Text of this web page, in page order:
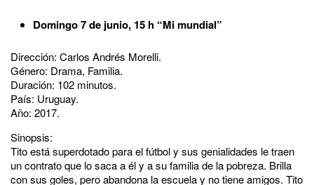
Domingo 7 de junio, 15 h “Mi mundial”
Dirección: Carlos Andrés Morelli.
Género: Drama, Familia.
Duración: 102 minutos.
País: Uruguay.
Año: 2017.
Sinopsis:
Tito está superdotado para el fútbol y sus genialidades le traen
un contrato que lo saca a él y a su familia de la pobreza. Brilla
con sus goles, pero abandona la escuela y no tiene amigos. Tito